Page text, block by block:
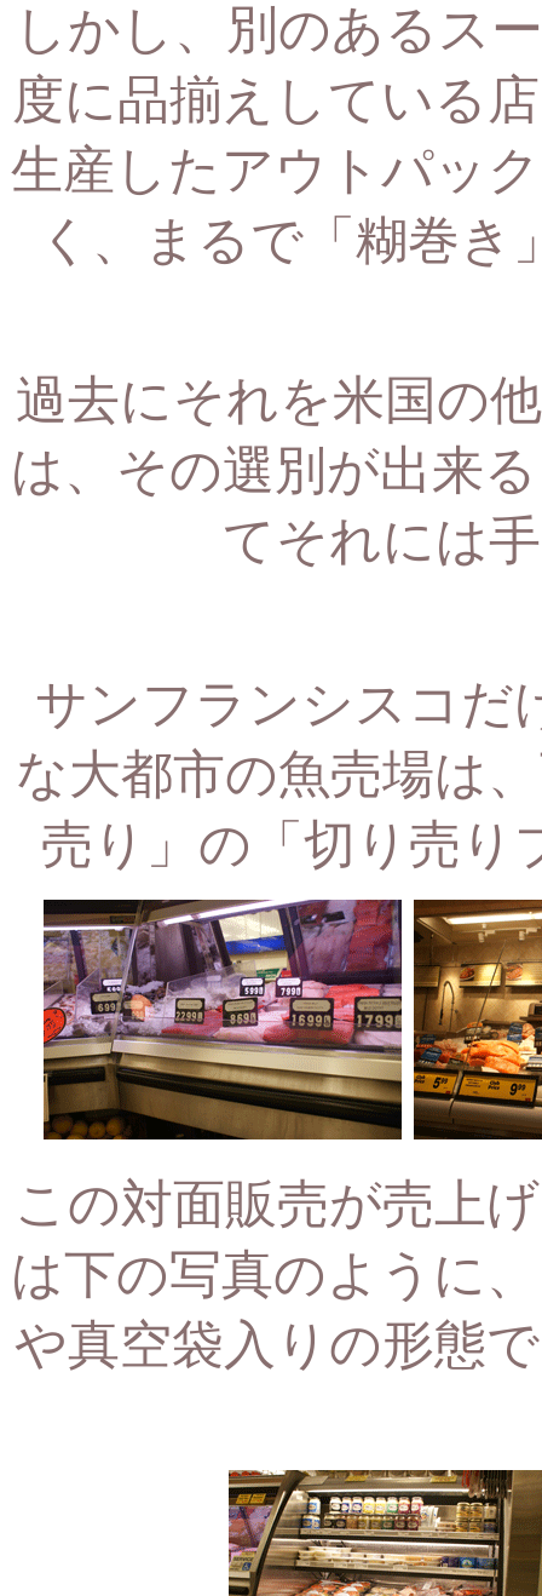
しかし、別のあるス
度に品揃えしている
生産したアウトパッ
く、まるで「糊巻
過去にそれを米国の
は、 その選別が出来
てそれには
サンフランシスコだ
な大都市の魚売場は、
売り」の「切り売り
この対面販売が売上
は下の写真のように、
や真空袋入りの形態